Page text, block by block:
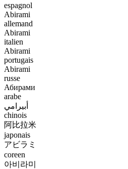
espagnol
Abirami
allemand
Abirami
italien
Abirami
portugais
Abirami
russe
Абирами
arabe
أبيرامي
chinois
阿比拉米
japonais
アビラミ
coreen
아비라미